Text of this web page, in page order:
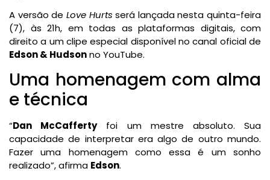
A versão de Love Hurts será lançada nesta quinta-feira
(7), às 21h, em todas as plataformas digitais, com
direito a um clipe especial disponível no canal oficial de
Edson & Hudsonno YouTube.
Uma homenagem com alma
e técnica
“Dan McCaffertyfoi um mestre absoluto. Sua
capacidade de interpretar era algo de outro mundo.
Fazer uma homenagem como essa é um sonho
realizado”, afirma Edson.